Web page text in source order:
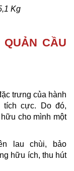
Kg
CẦU
trưng của hành
tích cực. Do đó,
cho mình một
lau chùi, bảo
hữu ích, thu hút